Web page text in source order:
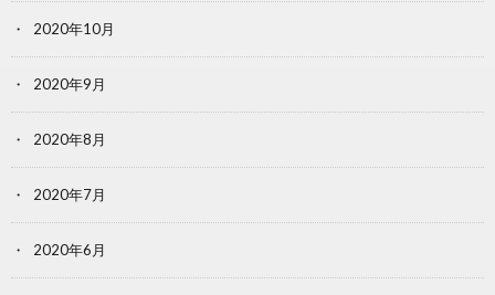
2020年10月
2020年9月
2020年8月
2020年7月
2020年6月